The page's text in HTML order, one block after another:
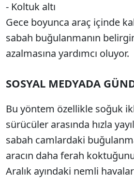
- Koltuk altı
Gece boyunca araç içinde
sabah buğulanmanın
azalmasına yardımcı oluyor.
SOSYAL MEDYADA
Bu yöntem özellikle soğuk
sürücüler arasında hızla
sabah camlardaki
aracın daha ferah
Aralık ayındaki nemli